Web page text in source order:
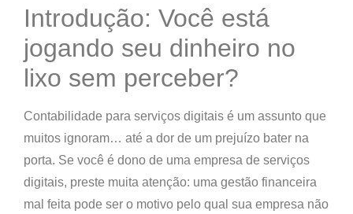
Introdução: Você está
jogando seu dinheiro no
lixo sem perceber?
Contabilidade para serviços digitais é um assunto que
muitos ignoram… até a dor de um prejuízo bater na
porta. Se você é dono de uma empresa de serviços
digitais, preste muita atenção: uma gestão financeira
mal feita pode ser o motivo pelo qual sua empresa não